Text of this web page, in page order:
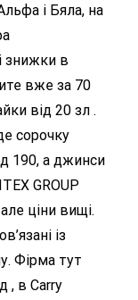
і Бяла, на
знижки в
вже за 70
від 20 зл .
сорочку
190, а джинси
GROUP
ціни вищі.
із
Фірма тут
, в Carry